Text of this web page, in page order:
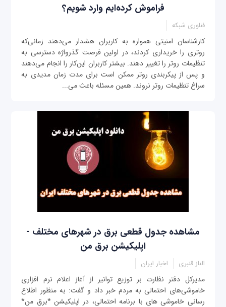
فراموش کرده‌ایم وارد شویم؟
فناوری شبکه
کارشناسان امنیتی همواره به کاربران هشدار می‌دهند زمانی‌که
روتری را خریداری کردند، در اولین فرصت گذرواژه دسترسی به
تنظیمات روتر را تغییر دهند. بیشتر کاربران این‌کار را انجام می‌دهند
و پس از پیکربندی روتر ممکن است برای مدت زمان مدیدی به
سراغ تنظیمات روتر نروند. همین مسئله باعث می‌...
مشاهده جدول قطعی برق در شهرهای مختلف -
اپلیکیشن برق من
الناز قنبری اخبار ایران
مدیرکل دفتر نظارت بر توزیع توانیر از آغاز اعلام نرم افزاری
خاموشی‌های احتمالی به مردم خبر داد و گفت: به منظور اطلاع
رسانی خاموشی های با برنامه احتمالی، در اپلیکیشن *برق من*